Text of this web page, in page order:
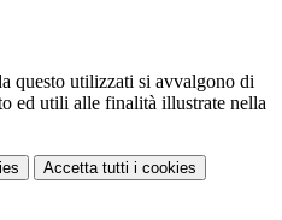
questo utilizzati si avvalgono di
ed utili alle finalità illustrate nella
Accetta tutti i cookies